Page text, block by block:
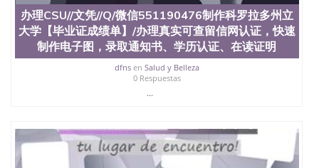
办理CSU//文凭//Q/微信551190476制作科罗拉多州立
大学【毕业证成绩单】/办理真实可查留信网认证，快速
制作电子图，录取通知书、学历认证、在读证明
dfnsen Salud y Belleza
0 Respuestas
...